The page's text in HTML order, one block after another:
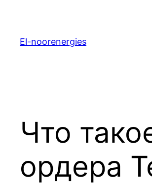
El-noorenergies
Что
ордера